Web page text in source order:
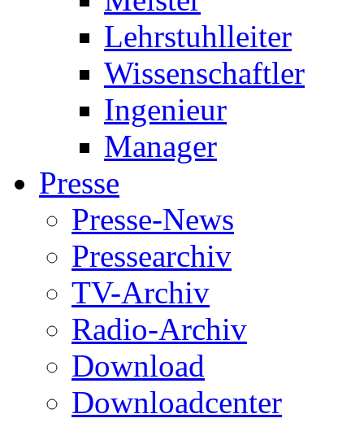
Lehrstuhlleiter
Wissenschaftler
Ingenieur
Manager
Presse
Presse-News
Pressearchiv
TV-Archiv
Radio-Archiv
Download
Downloadcenter